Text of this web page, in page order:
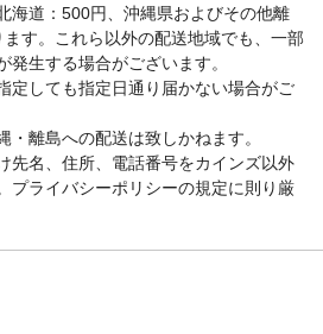
海道：500円、沖縄県およびその他離
す。これら以外の配送地域でも、一部
発生する場合がございます。
定しても指定日通り届かない場合がご
・離島への配送は致しかねます。
先名、住所、電話番号をカインズ以外
プライバシーポリシーの規定に則り厳